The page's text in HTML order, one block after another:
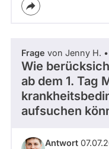
Frage von Jenny H.
Wie
ab dem 1. Tag
aufsuchen
Antwort